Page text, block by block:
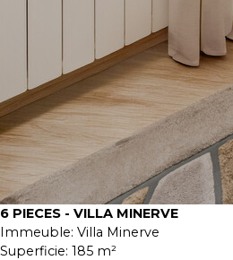
6 PIECES - VILLA MINERVE
Immeuble: Villa Minerve
Superficie: 185 m²